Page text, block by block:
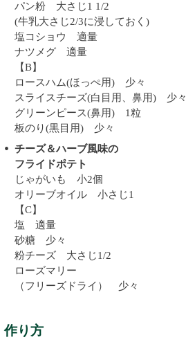
パン粉 大さじ1 1/2
(牛乳大さじ2/3に浸しておく)
塩コショウ 適量
ナツメグ 適量
【B】
ロースハム(ほっぺ用) 少々
スライスチーズ(白目用、鼻用) 少々
グリーンピース(鼻用) 1粒
板のり(黒目用) 少々
チーズ＆ハーブ風味の
フライドポテト
じゃがいも 小2個
オリーブオイル 小さじ1
【C】
塩 適量
砂糖 少々
粉チーズ 大さじ1/2
ローズマリー
（フリーズドライ） 少々
作り方